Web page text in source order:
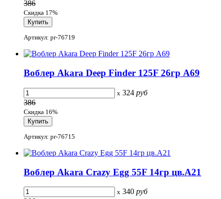
386
Скидка 17%
Артикул: pr-76719
Воблер Akara Deep Finder 125F 26гр A69
x 324 руб
386
Скидка 16%
Артикул: pr-76715
Воблер Akara Crazy Egg 55F 14гр цв.A21
x 340 руб